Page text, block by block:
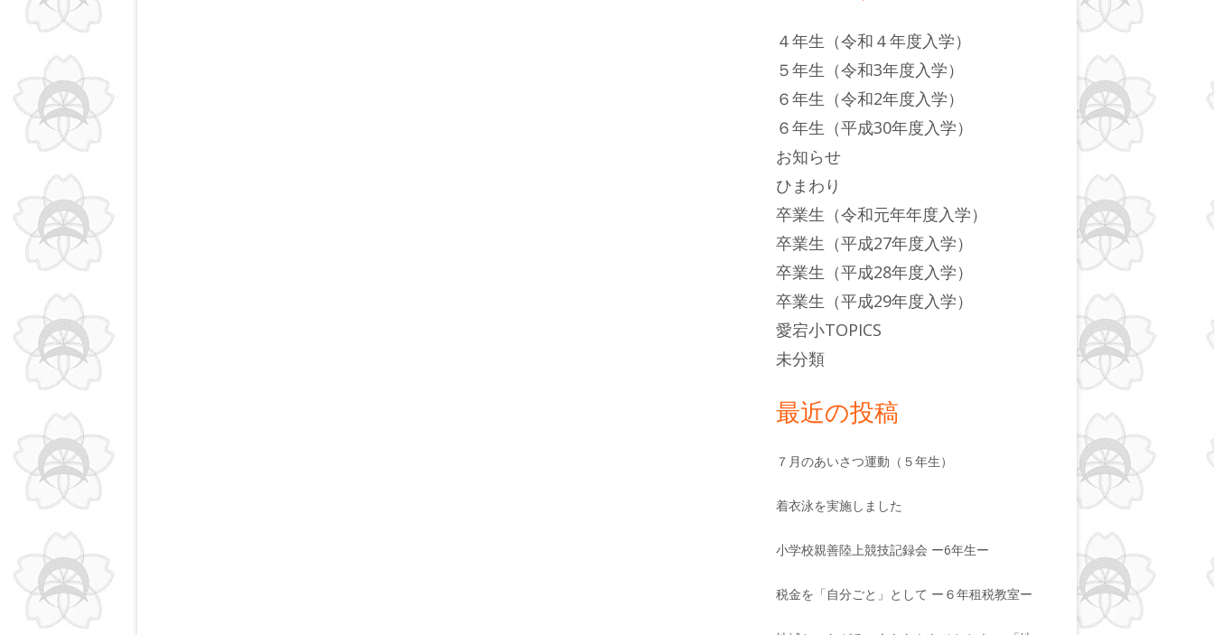
４年生（令和４年度入学）
５年生（令和3年度入学）
６年生（令和2年度入学）
６年生（平成30年度入学）
お知らせ
ひまわり
卒業生（令和元年年度入学）
卒業生（平成27年度入学）
卒業生（平成28年度入学）
卒業生（平成29年度入学）
愛宕小TOPICS
未分類
最近の投稿
７月のあいさつ運動（５年生）
着衣泳を実施しました
小学校親善陸上競技記録会 ー6年生ー
税金を「自分ごと」として ー６年租税教室ー